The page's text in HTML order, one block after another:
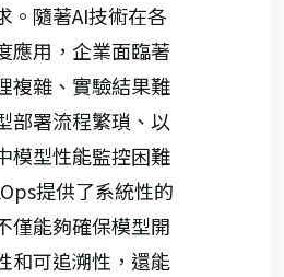
。隨著AI技術在各
應用，企業面臨著
複雜、實驗結果難
部署流程繁瑣、以
模型性能監控困難
提供了系統性的
僅能夠確保模型開
和可追溯性，還能